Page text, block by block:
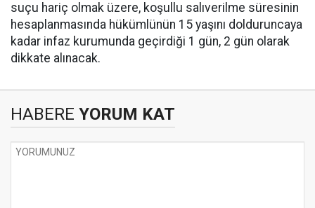
suçu hariç olmak üzere, koşullu salıverilme süresinin
hesaplanmasında hükümlünün 15 yaşını dolduruncaya
kadar infaz kurumunda geçirdiği 1 gün, 2 gün olarak
dikkate alınacak.
HABERE YORUM KAT